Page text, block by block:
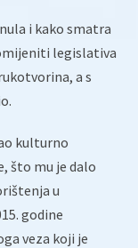
i kako smatra
legislativa
a s
kulturno
što mu je dalo
u
godine
veza koji je